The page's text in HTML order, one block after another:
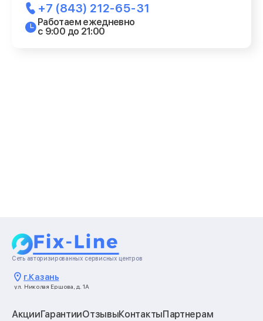
+7 (843) 212-65-31
Работаем ежедневно
с 9:00 до 21:00
Сеть авторизированных сервисных центров
г.Казань
ул. Николая Ершова, д. 1А
АкцииГарантииОтзывыКонтактыПартнерам